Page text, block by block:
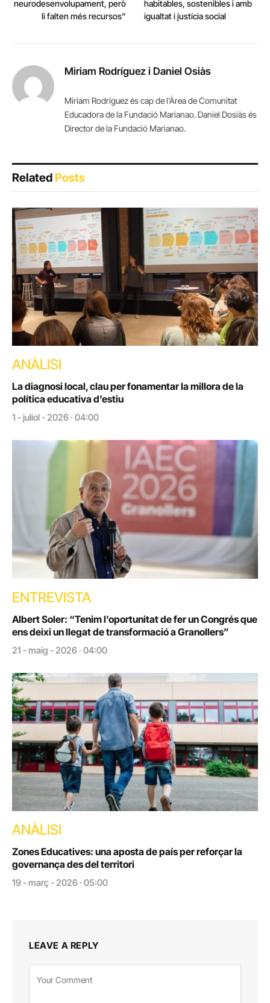
neurodesenvolupament, però
li falten més recursos”
habitables, sostenibles i amb
igualtat i justícia social
Miriam Rodríguez i Daniel Osiàs
Miriam Rodríguez és cap de l'Àrea de Comunitat
Educadora de la Fundació Marianao. Daniel Dosiàs és
Director de la Fundació Marianao.
RelatedPosts
ANÀLISI
La diagnosi local, clau per fonamentar la millora de la
política educativa d’estiu
1 - juliol - 2026 · 04:00
ENTREVISTA
Albert Soler: “Tenim l’oportunitat de fer un Congrés que
ens deixi un llegat de transformació a Granollers”
21 - maig - 2026 · 04:00
ANÀLISI
Zones Educatives: una aposta de país per reforçar la
governança des del territori
19 - març - 2026 · 05:00
LEAVE A REPLY